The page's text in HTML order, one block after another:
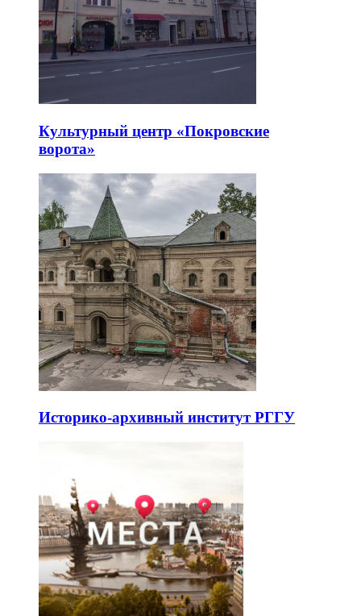
Культурный центр «Покровские
ворота»
Историко-архивный институт РГГУ